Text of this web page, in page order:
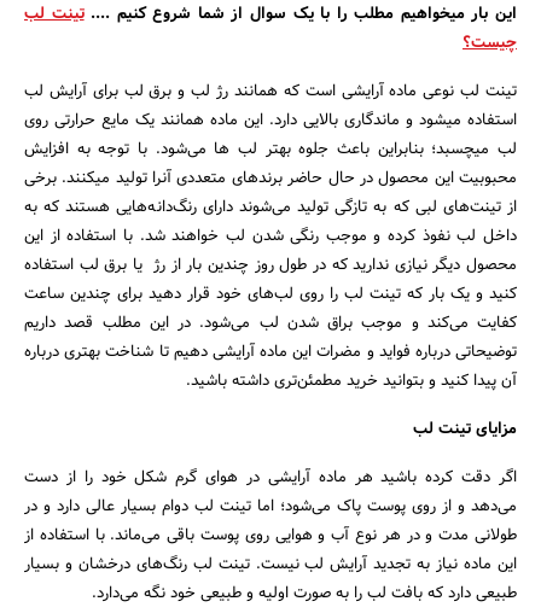
این بار میخواهیم مطلب را با یک سوال از شما شروع کنیم ....تینت لب
چیست؟
تینت لب نوعی ماده آرایشی است که همانند رژ لب و برق لب برای آرایش لب
استفاده میشود و ماندگاری بالایی دارد. این ماده همانند یک مایع حرارتی روی
لب میچسبد؛ بنابراین باعث جلوه بهتر لب ها می‌شود. با توجه به افزایش
محبوبیت این محصول در حال حاضر برندهای متعددی آنرا تولید میکنند. برخی
از تینت‌های لبی که به تازگی تولید می‌شوند دارای رنگ‌دانه‌هایی هستند که به
داخل لب نفوذ کرده و موجب رنگی شدن لب خواهند شد. با استفاده از این
محصول دیگر نیازی ندارید که در طول روز چندین بار از رژ یا برق لب استفاده
کنید و یک بار که تینت لب را روی لب‌های خود قرار دهید برای چندین ساعت
کفایت می‌کند و موجب براق شدن لب می‌شود. در این مطلب قصد داریم
توضیحاتی درباره فواید و مضرات این ماده آرایشی دهیم تا شناخت بهتری درباره
آن پیدا کنید و بتوانید خرید مطمئن‌تری داشته باشید.
مزایای تینت لب
اگر دقت کرده باشید هر ماده آرایشی در هوای گرم شکل خود را از دست
می‌دهد و از روی پوست پاک می‌شود؛ اما تینت لب دوام بسیار عالی دارد و در
طولانی مدت و در هر نوع آب و هوایی روی پوست باقی می‌ماند. با استفاده از
این ماده نیاز به تجدید آرایش لب نیست. تینت لب رنگ‌های درخشان و بسیار
طبیعی دارد که بافت لب را به صورت اولیه و طبیعی خود نگه می‌دارد.